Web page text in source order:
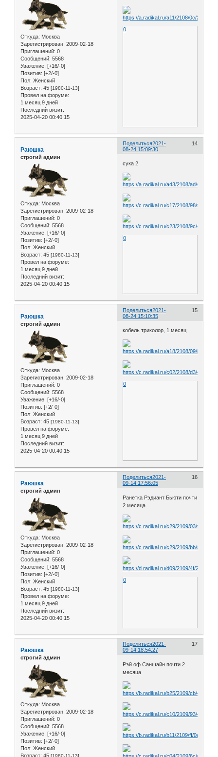
Откуда: Москва
Зарегистрирован: 2009-02-18
Приглашений: 0
Сообщений: 5568
Уважение: [+16/-0]
Позитив: [+2/-0]
Пол: Женский
Возраст: 45 [1980-11-13]
Провел на форуме:
1 месяц 9 дней
Последний визит:
2025-04-20 00:40:15
0
Поделиться 14
2021-
08-24 15:09:30
Раюшка
строгий админ
Откуда: Москва
Зарегистрирован: 2009-02-18
Приглашений: 0
Сообщений: 5568
Уважение: [+16/-0]
Позитив: [+2/-0]
Пол: Женский
Возраст: 45 [1980-11-13]
Провел на форуме:
1 месяц 9 дней
Последний визит:
2025-04-20 00:40:15
сука 2
0
Поделиться 15
2021-
08-24 15:10:35
Раюшка
строгий админ
Откуда: Москва
Зарегистрирован: 2009-02-18
Приглашений: 0
Сообщений: 5568
Уважение: [+16/-0]
Позитив: [+2/-0]
Пол: Женский
Возраст: 45 [1980-11-13]
Провел на форуме:
1 месяц 9 дней
Последний визит:
2025-04-20 00:40:15
кобель триколор, 1 месяц
0
Поделиться 16
2021-
09-14 17:56:05
Раюшка
строгий админ
Откуда: Москва
Зарегистрирован: 2009-02-18
Приглашений: 0
Сообщений: 5568
Уважение: [+16/-0]
Позитив: [+2/-0]
Пол: Женский
Возраст: 45 [1980-11-13]
Провел на форуме:
1 месяц 9 дней
Последний визит:
2025-04-20 00:40:15
Ранетка Рэдиант Бьюти почти
2 месяца
0
Поделиться 17
2021-
09-14 18:54:27
Раюшка
строгий админ
Откуда: Москва
Зарегистрирован: 2009-02-18
Приглашений: 0
Сообщений: 5568
Уважение: [+16/-0]
Позитив: [+2/-0]
Пол: Женский
Возраст: 45 [1980-11-13]
Рэй оф Саншайн почти 2
месяца